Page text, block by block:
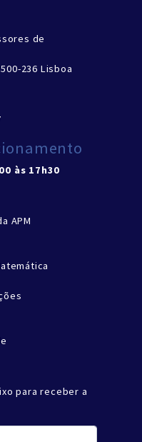
de
236 Lisboa
às 17h30
APM
para receber a